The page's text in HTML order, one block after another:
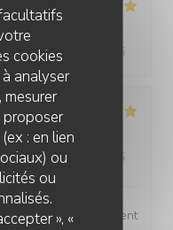
cookies
analyser
proposer
: en lien
ou
ou
», «
: 5/5 Qualité / Prix /5
: 5/5 Qualité / Prix /5
recommande vivement
SAISONS